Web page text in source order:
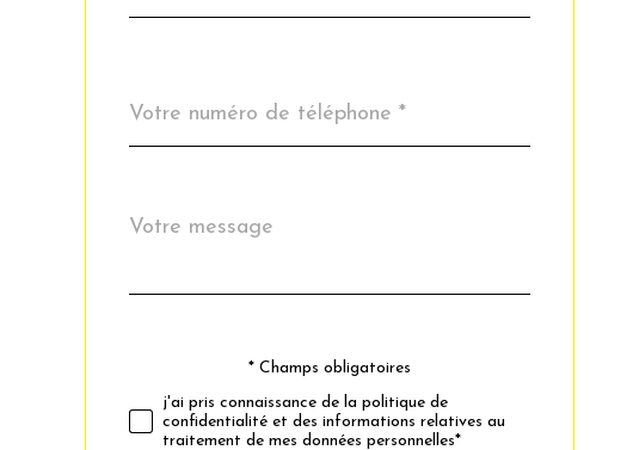
*
Fieldset
défaut
Message
Validation* Champs obligatoires
j'ai pris connaissance de la politique de
confidentialité et des informations relatives au
traitement de mes données personnelles*